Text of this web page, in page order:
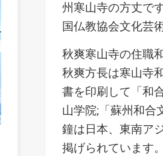
州寒山寺の方丈で
国仏教協会文化芸
秋爽寒山寺の住職
秋爽方長は寒山寺
書を印刷して「和
山学院;「蘇州和合
鐘は日本、東南ア
掲げられています